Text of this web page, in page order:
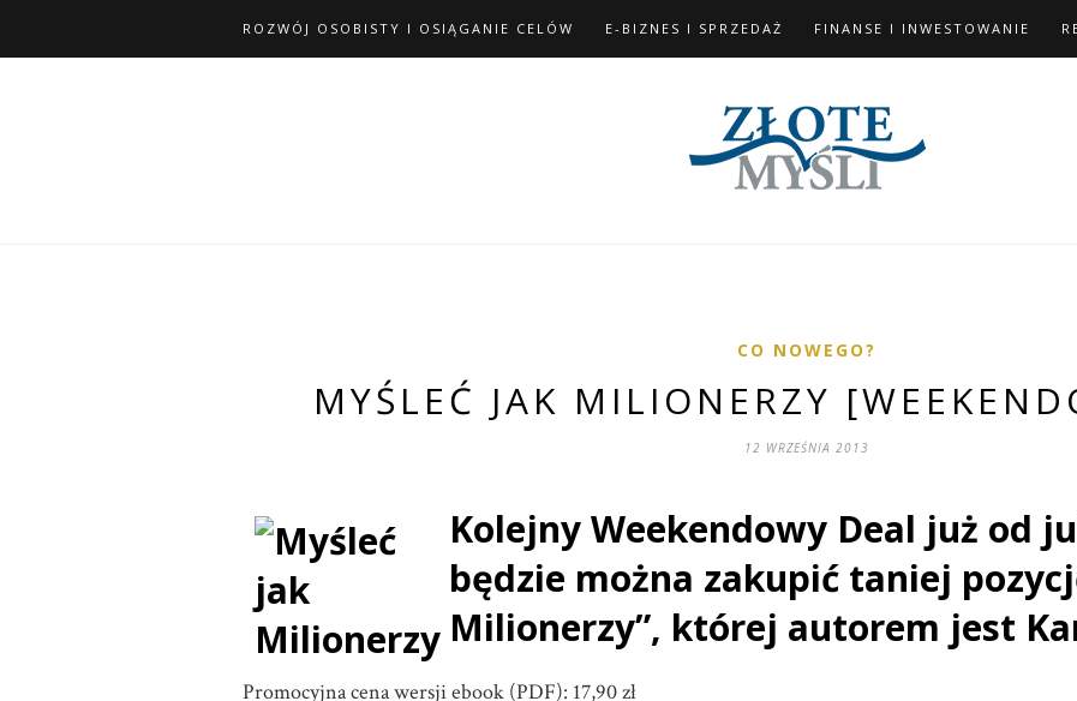
ROZWÓJ OSOBISTY I OSIĄGANIE CELÓW E-BIZNES I SPRZEDAŻ FINANSE I INWESTOWANIE
CO NOWEGO?
MYŚLEĆ JAK MILIONERZY
12 WRZEŚNIA 2013
Kolejny Weekendowy Deal już od
będzie można zakupić taniej
Milionerzy”, której autorem jest
Promocyjna cena wersji ebook (PDF): 17,90 zł